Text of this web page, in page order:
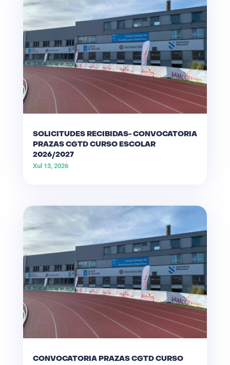
SOLICITUDES RECIBIDAS- CONVOCATORIA
PRAZAS CGTD CURSO ESCOLAR
2026/2027
Xul 13, 2026
CONVOCATORIA PRAZAS CGTD CURSO